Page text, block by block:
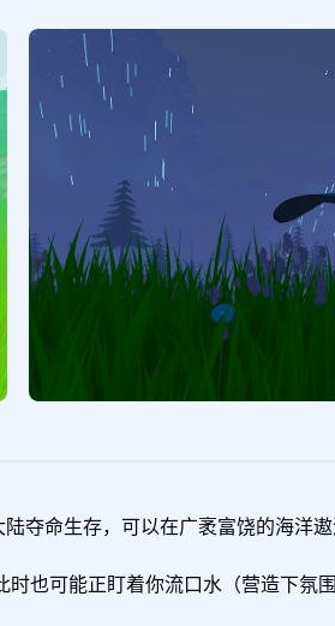
时也可能正盯着你流口水（营造下氛